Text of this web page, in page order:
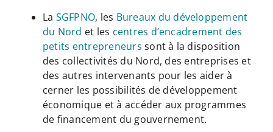
La SGFPNO, les Bureaux du développement
du Nord et les centres d’encadrement des
petits entrepreneurs sont à la disposition
des collectivités du Nord, des entreprises et
des autres intervenants pour les aider à
cerner les possibilités de développement
économique et à accéder aux programmes
de financement du gouvernement.